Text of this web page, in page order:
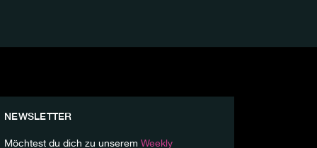
NEWSLETTER
Möchtest du dich zu unserem Weekly